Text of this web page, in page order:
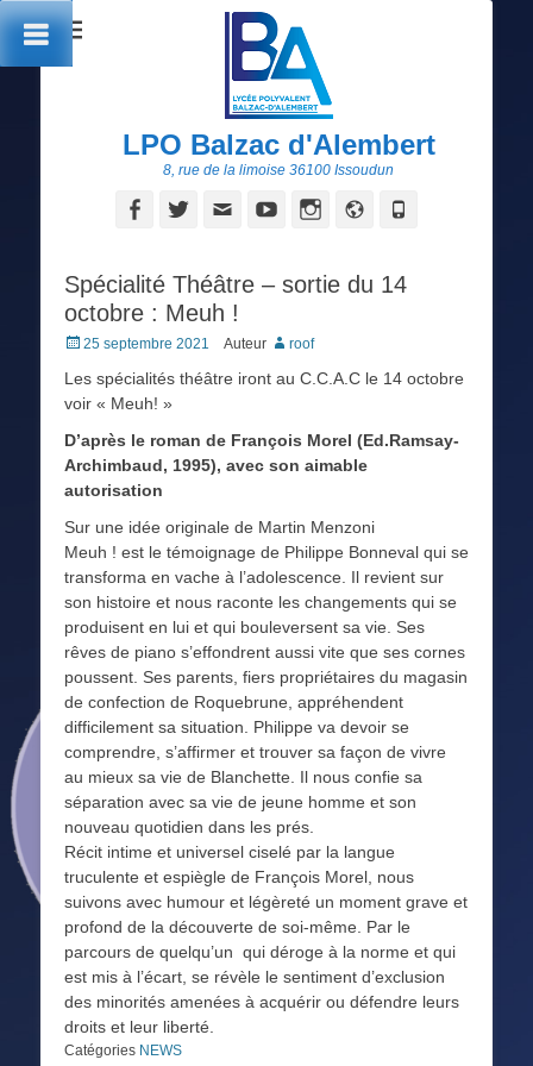
LPO Balzac d'Alembert
8, rue de la limoise 36100 Issoudun
FacebookTwitterAdresseYouTubeInstagram
Site
Spécialité Théâtre – sortie du 14
octobre : Meuh !
Posted
25 septembre 2021 Auteur roof
Les spécialités théâtre iront au C.C.A.C le 14 octobre
voir « Meuh! »
D’après le roman de François Morel (Ed.Ramsay-
Archimbaud, 1995), avec son aimable
autorisation
Sur une idée originale de Martin Menzoni
Meuh ! est le témoignage de Philippe Bonneval qui se
transforma en vache à l’adolescence. Il revient sur
son histoire et nous raconte les changements qui se
produisent en lui et qui bouleversent sa vie. Ses
rêves de piano s’effondrent aussi vite que ses cornes
poussent. Ses parents, fiers propriétaires du magasin
de confection de Roquebrune, appréhendent
difficilement sa situation. Philippe va devoir se
comprendre, s’affirmer et trouver sa façon de vivre
au mieux sa vie de Blanchette. Il nous confie sa
séparation avec sa vie de jeune homme et son
nouveau quotidien dans les prés.
Récit intime et universel ciselé par la langue
truculente et espiègle de François Morel, nous
suivons avec humour et légèreté un moment grave et
profond de la découverte de soi-même. Par le
parcours de quelqu’un qui déroge à la norme et qui
est mis à l’écart, se révèle le sentiment d’exclusion
des minorités amenées à acquérir ou défendre leurs
droits et leur liberté.
Catégories NEWS